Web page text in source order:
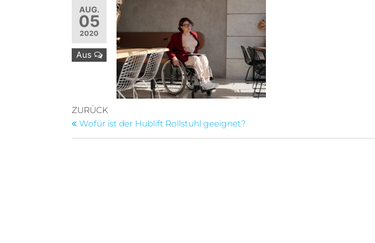
AUG.
05
2020
Aus
Beitragsnavigation
Vorheriger
Beitrag
ZURÜCK
Wofür ist der Hublift Rollstuhl geeignet?